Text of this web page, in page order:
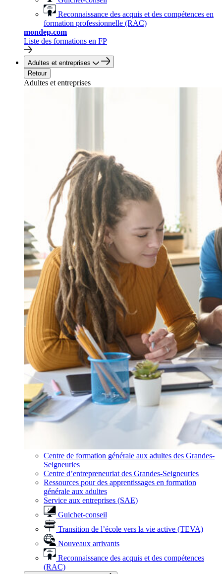
Reconnaissance des acquis et des compétences en
formation professionnelle (RAC)
mondep.com
Liste des formations en FP
Adultes et entreprises
Retour
Adultes et entreprises
Centre de formation générale aux adultes des Grandes-
Seigneuries
Centre d’entrepreneuriat des Grandes-Seigneuries
Ressources pour des apprentissages en formation
générale aux adultes
Service aux entreprises (SAE)
Guichet-conseil
Transition de l’école vers la vie active (TEVA)
Nouveaux arrivants
Reconnaissance des acquis et des compétences
(RAC)